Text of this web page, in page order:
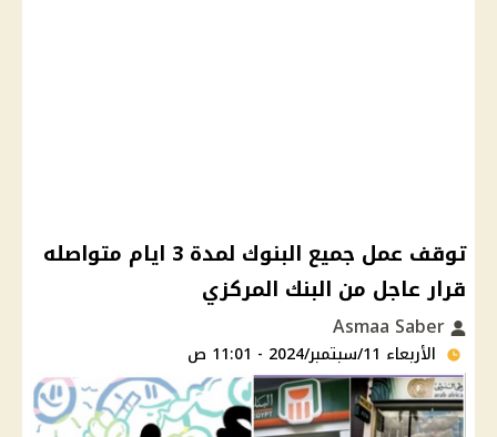
توقف عمل جميع البنوك لمدة 3 ايام متواصله
قرار عاجل من البنك المركزي
الأربعاء 11/سبتمبر/2024 - 11:01 ص